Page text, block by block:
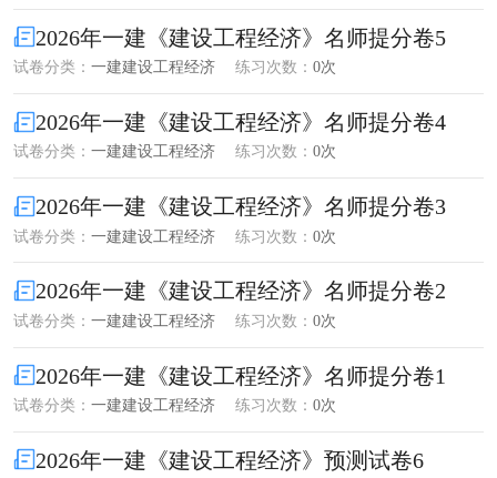
2026年一建《建设工程经济》名师提分卷5
试卷分类： 一建建设工程经济 练习次数： 0次
2026年一建《建设工程经济》名师提分卷4
试卷分类： 一建建设工程经济 练习次数： 0次
2026年一建《建设工程经济》名师提分卷3
试卷分类： 一建建设工程经济 练习次数： 0次
2026年一建《建设工程经济》名师提分卷2
试卷分类： 一建建设工程经济 练习次数： 0次
2026年一建《建设工程经济》名师提分卷1
试卷分类： 一建建设工程经济 练习次数： 0次
2026年一建《建设工程经济》预测试卷6